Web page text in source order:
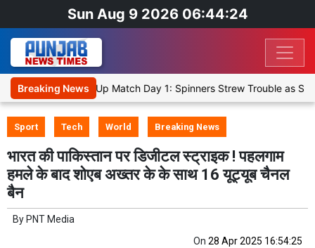
Sun Aug 9 2026 06:44:24
Breaking News
XI, Warm-Up Match Day 1: Spinners Strew Trouble as SLC XI
Sport Tech World Breaking News
भारत की पाकिस्तान पर डिजीटल स्ट्राइक ! पहलगाम
हमले के बाद शोएब अख्तर के के साथ 16 यूट्यूब चैनल
बैन
By PNT Media
On 28 Apr 2025 16:54:25